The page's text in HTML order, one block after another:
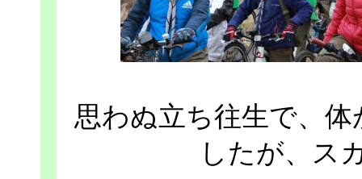
思わぬ立ち往生で、
したが、ス